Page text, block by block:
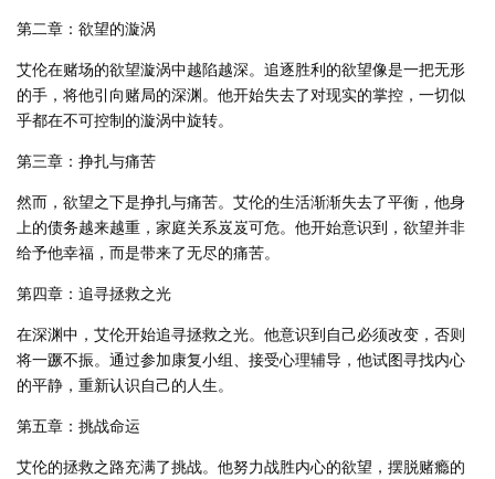
第二章：欲望的漩涡
艾伦在赌场的欲望漩涡中越陷越深。追逐胜利的欲望像是一把无形
的手，将他引向赌局的深渊。他开始失去了对现实的掌控，一切似
乎都在不可控制的漩涡中旋转。
第三章：挣扎与痛苦
然而，欲望之下是挣扎与痛苦。艾伦的生活渐渐失去了平衡，他身
上的债务越来越重，家庭关系岌岌可危。他开始意识到，欲望并非
给予他幸福，而是带来了无尽的痛苦。
第四章：追寻拯救之光
在深渊中，艾伦开始追寻拯救之光。他意识到自己必须改变，否则
将一蹶不振。通过参加康复小组、接受心理辅导，他试图寻找内心
的平静，重新认识自己的人生。
第五章：挑战命运
艾伦的拯救之路充满了挑战。他努力战胜内心的欲望，摆脱赌瘾的